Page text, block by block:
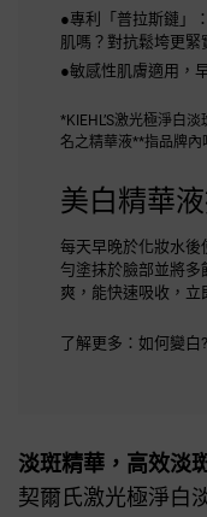
●專利「普拉斯鏈」
肌嗎？對抗鬆垮更緊
●敏感性肌膚適用，
*KIEHL’S激光極淨白
名之精華液**指品牌內
美白精華
每天早晚於化妝水後
勻塗抹於臉部並將
爽，能快速吸收，立
了解更多： 如何變白
淡斑精華，高效淡
契爾氏激光極淨白